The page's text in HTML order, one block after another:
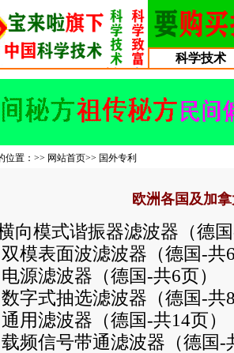
科学技术
位置：>> 网站首页>> 国外专利
欧洲各国及加
向模式谐振器滤波器（德
模表面波滤波器（德国-共
源滤波器（德国-共6页）
字式抽选滤波器（德国-共
用滤波器（德国-共14页）
频信号带通滤波器（德国-